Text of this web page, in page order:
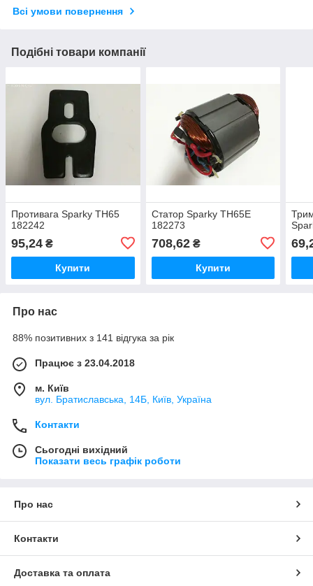
Всі умови повернення
Подібні товари компанії
Противага Sparky TH65
182242
95,24 ₴
Купити
Статор Sparky TH65E
182273
708,62₴
Купити
Про нас
88% позитивних з 141 відгука за рік
Працює з 23.04.2018
м. Київ
вул. Братиславська, 14Б, Київ, Україна
Контакти
Сьогодні вихідний
Показати весь графік роботи
Про нас
Контакти
Доставка та оплата